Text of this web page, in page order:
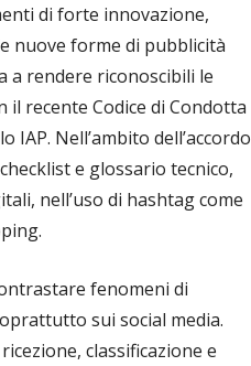
di forte innovazione,
nuove forme di pubblicità
a rendere riconoscibili le
recente Codice di Condotta
Nell’ambito dell’accordo
e glossario tecnico,
nell’uso di hashtag come
fenomeni di
sui social media.
classificazione e